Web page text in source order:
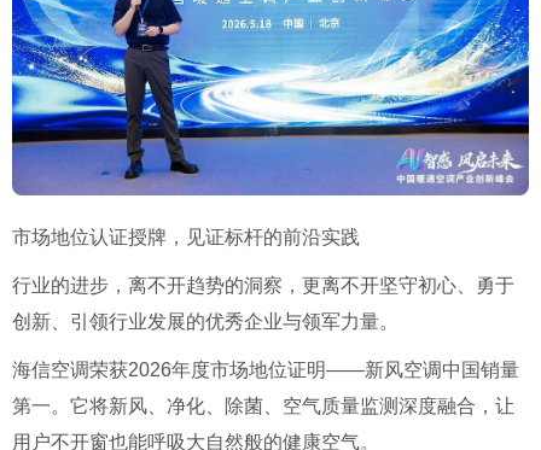
市场地位认证授牌，见证标杆的前沿实践
行业的进步，离不开趋势的洞察，更离不开坚守初心、勇于
创新、引领行业发展的优秀企业与领军力量。
海信空调荣获2026年度市场地位证明——新风空调中国销量
第一。它将新风、净化、除菌、空气质量监测深度融合，让
用户不开窗也能呼吸大自然般的健康空气。